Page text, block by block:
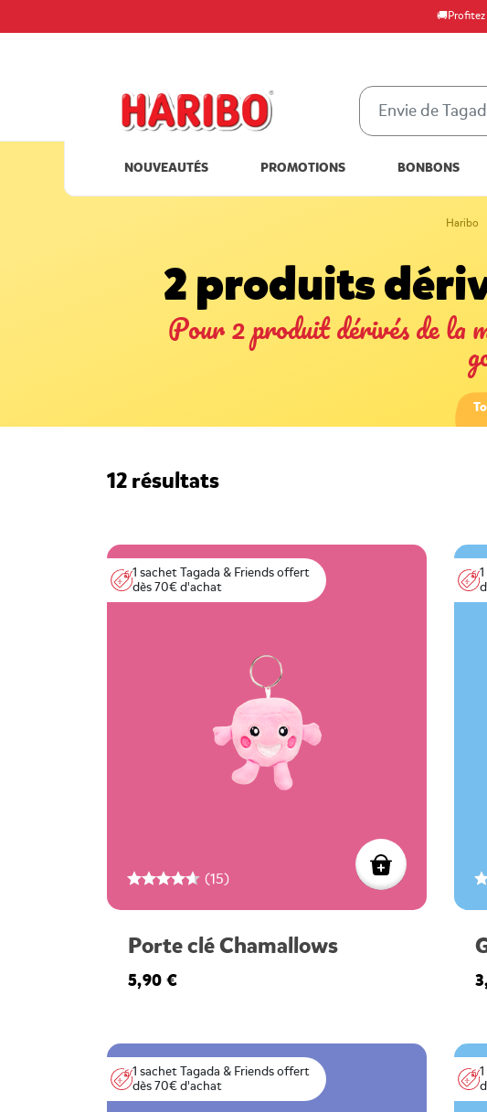
🚚Profitez
NOUVEAUTÉS PROMOTIONS BONBONS
Haribo
2 produits
Pour 2 produit dérivés de la
12 résultats
(15)
1 sachet Tagada & Friends offert
dès 70€ d'achat
Porte clé Chamallows
5,90 €
1 sachet Tagada & Friends offert
dès 70€ d'achat